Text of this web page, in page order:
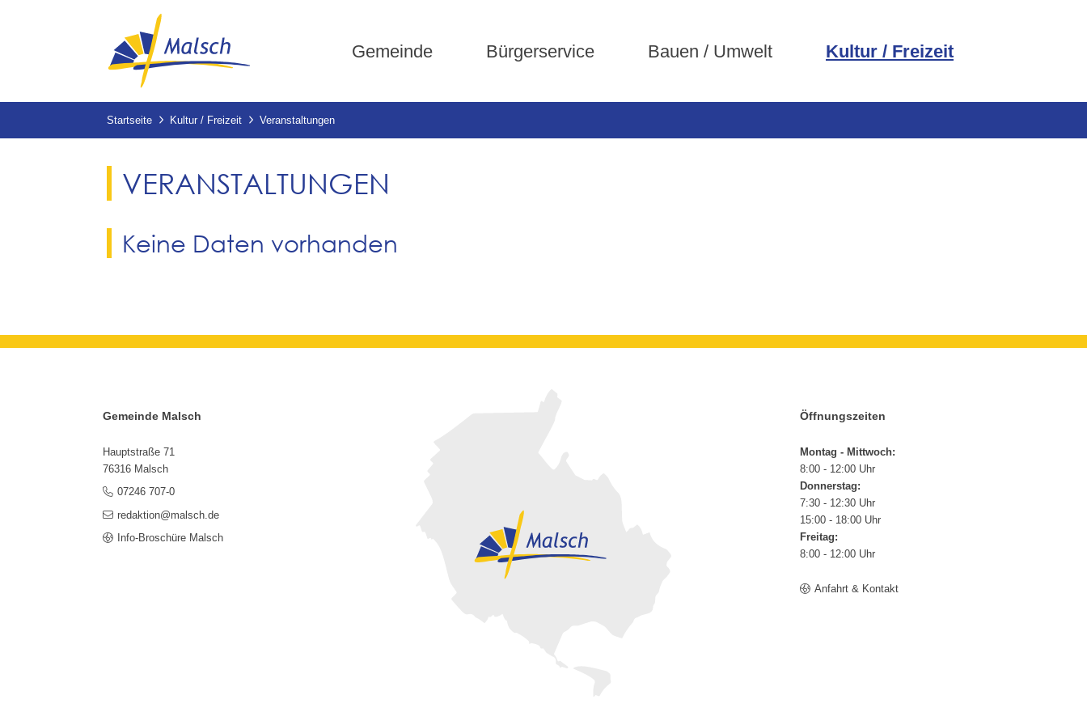
Gemeinde Bürgerservice Bauen / Umwelt Kultur / Freizeit
Startseite Kultur / Freizeit Veranstaltungen
VERANSTALTUNGEN
Keine Daten vorhanden
Gemeinde Malsch
Hauptstraße 71
76316 Malsch
07246 707-0
redaktion@malsch.de
Info-Broschüre Malsch
Öffnungszeiten
Montag - Mittwoch:
8:00 - 12:00 Uhr
Donnerstag:
7:30 - 12:30 Uhr
15:00 - 18:00 Uhr
Freitag:
8:00 - 12:00 Uhr
Anfahrt & Kontakt